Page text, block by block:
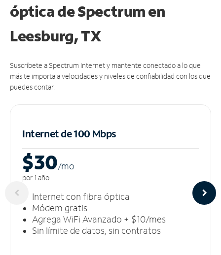
óptica de Spectrum en
Leesburg, TX
Suscríbete a Spectrum Internet y mantente conectado a lo que
más te importa a velocidades y niveles de confiabilidad con los que
puedes contar.
Internet de 100 Mbps
$30/mo
por 1 año
Internet con fibra óptica
Módem gratis
Agrega WiFi Avanzado + $10/mes
Sin límite de datos, sin contratos